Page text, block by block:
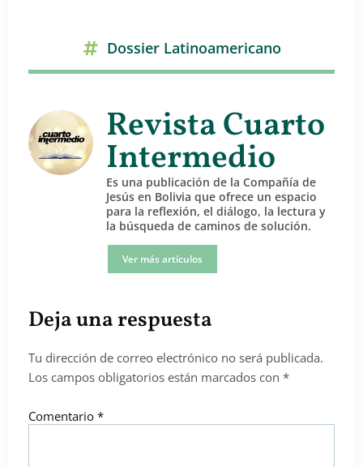
Dossier Latinoamericano
Revista Cuarto
Intermedio
Es una publicación de la Compañía de
Jesús en Bolivia que ofrece un espacio
para la reflexión, el diálogo, la lectura y
la búsqueda de caminos de solución.
Ver más artículos
Deja una respuesta
Tu dirección de correo electrónico no será publicada.
Los campos obligatorios están marcados con *
Comentario *